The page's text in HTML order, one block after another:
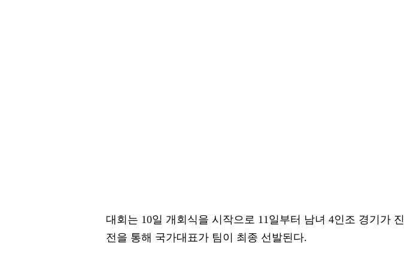
대회는 10일 개회식을 시작으로 11일부터 남녀 4인조 경기가
전을 통해 국가대표가 팀이 최종 선발된다.